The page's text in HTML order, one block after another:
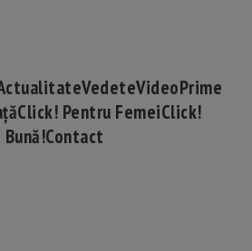
VedeteVideoPrime
Click! Pentru FemeiClick!
Contact